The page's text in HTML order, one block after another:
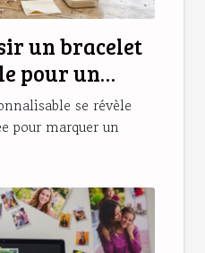
un bracelet
pour un
se révèle
pour marquer un